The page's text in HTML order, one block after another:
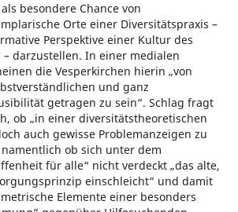
besondere Chance von
Orte einer Diversitätspraxis –
Perspektive einer Kultur des
– darzustellen. In einer medialen
die Vesperkirchen hierin „von
und ganz
getragen zu sein“. Schlag fragt
ob „in einer diversitätstheoretischen
auch gewisse Problemanzeigen zu
ob sich unter dem
für alle“ nicht verdeckt „das alte,
einschleicht“ und damit
Elemente einer besonders